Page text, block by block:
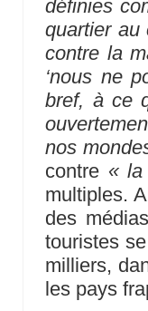
définies
quartier au
contre la
‘nous ne
bref, à ce
nos
contre « la
multiples.
des
touristes
milliers,
les pays